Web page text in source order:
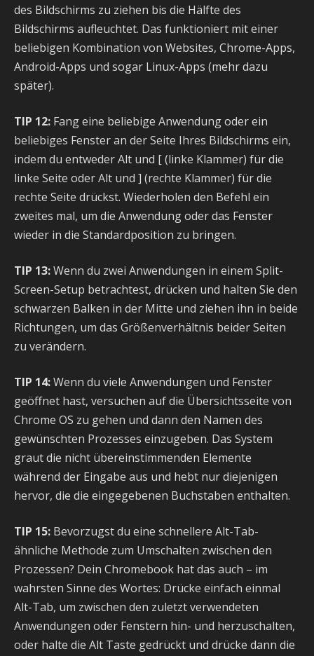
des Bildschirms zu ziehen bis die Hälfte des
Bildschirms aufleuchtet. Das funktioniert mit einer
beliebigen Kombination von Websites, Chrome-Apps,
Android-Apps und sogar Linux-Apps (mehr dazu
später).
TIP 12: Fang eine beliebige Anwendung oder ein
beliebiges Fenster an der Seite Ihres Bildschirms ein,
indem du entweder Alt und [ (linke Klammer) für die
linke Seite oder Alt und ] (rechte Klammer) für die
rechte Seite drückst. Wiederholen den Befehl ein
zweites mal, um die Anwendung oder das Fenster
wieder in die Standardposition zu bringen.
TIP 13:Wenn du zwei Anwendungen in einem Split-
Screen-Setup betrachtest, drücken und halten Sie den
schwarzen Balken in der Mitte und ziehen ihn in beide
Richtungen, um das Größenverhältnis beider Seiten
zu verändern.
TIP 14:Wenn du viele Anwendungen und Fenster
geöffnet hast, versuchen auf die Übersichtsseite von
Chrome OS zu gehen und dann den Namen des
gewünschten Prozesses einzugeben. Das System
graut die nicht übereinstimmenden Elemente
während der Eingabe aus und hebt nur diejenigen
hervor, die die eingegebenen Buchstaben enthalten.
TIP 15: Bevorzugst du eine schnellere Alt-Tab-
ähnliche Methode zum Umschalten zwischen den
Prozessen? Dein Chromebook hat das auch – im
wahrsten Sinne des Wortes: Drücke einfach einmal
Alt-Tab, um zwischen den zuletzt verwendeten
Anwendungen oder Fenstern hin- und herzuschalten,
oder halte die Alt Taste gedrückt und drücke dann die